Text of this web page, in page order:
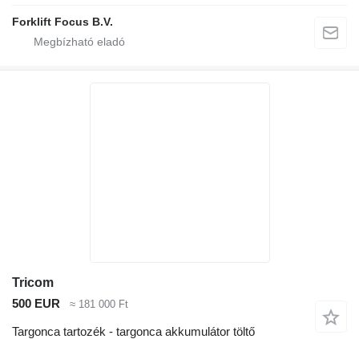
Forklift Focus B.V.
Tricom
500 EUR
≈ 181 000 Ft
Targonca tartozék - targonca akkumulátor töltő